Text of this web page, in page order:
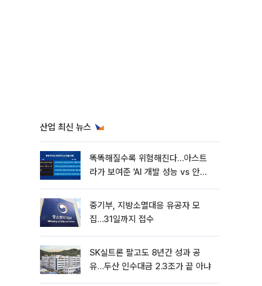
산업 최신 뉴스
똑똑해질수록 위험해진다…아스트
라가 보여준 'AI 개발 성능 vs 안전
중기부, 지방소멸대응 유공자 모
집…31일까지 접수
SK실트론 팔고도 8년간 성과 공
유…두산 인수대금 2.3조가 끝 아냐